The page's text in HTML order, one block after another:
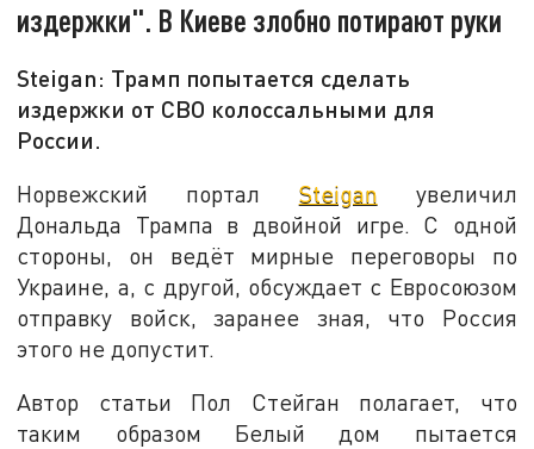
издержки". В Киеве злобно потирают руки
Steigan: Трамп попытается сделать
издержки от СВО колоссальными для
России.
Норвежский портал Steigan увеличил
Дональда Трампа в двойной игре. С одной
стороны, он ведёт мирные переговоры по
Украине, а, с другой, обсуждает с Евросоюзом
отправку войск, заранее зная, что Россия
этого не допустит.
Автор статьи Пол Стейган полагает, что
таким образом Белый дом пытается